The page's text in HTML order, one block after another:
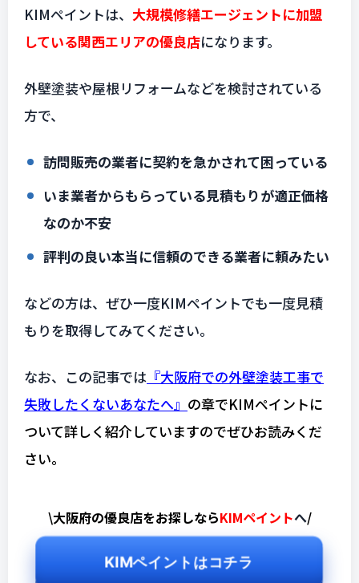
KIMペイントは、 大規模修繕エージェントに加盟
している関西エリアの優良店になります。
外壁塗装や屋根リフォームなどを検討されている
方で、
訪問販売の業者に契約を急かされて困っている
いま業者からもらっている見積もりが適正価格
なのか不安
評判の良い本当に信頼のできる業者に頼みたい
などの方は、ぜひ一度KIMペイントでも一度見積
もりを取得してみてください。
なお、この記事では 『大阪府での外壁塗装工事で
失敗したくないあなたへ』 の章でKIMペイントに
ついて詳しく紹介していますのでぜひお読みくだ
さい。
\大阪府の優良店をお探しならKIMペイントへ/
KIMペイントはコチラ